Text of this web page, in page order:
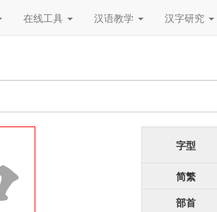
在线工具 汉语教学 汉字研究
字型
简繁
部首